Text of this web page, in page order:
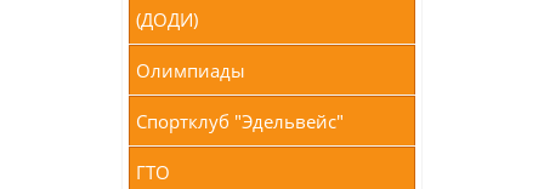
(ДОДИ)
Олимпиады
Спортклуб "Эдельвейс"
ГТО